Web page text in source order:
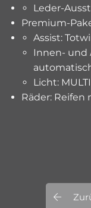
Leder-
Premium-
Assist:
Innen- und
Licht:
Räder: